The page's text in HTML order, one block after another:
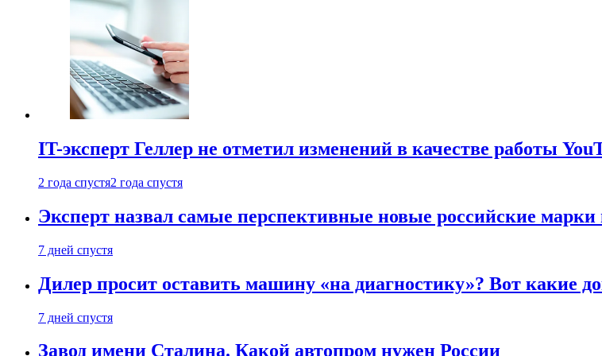
IT-эксперт Геллер не отметил изменений в качестве работы
2 года спустя2 года спустя
Эксперт назвал самые перспективные новые российские
7 дней спустя
Дилер просит оставить машину «на диагностику»? Вот какие
7 дней спустя
Завод имени Сталина. Какой автопром нужен России